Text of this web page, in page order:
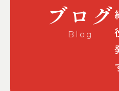
ブログ
Blog